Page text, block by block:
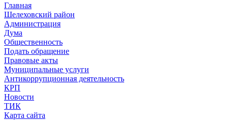
Главная
Шелеховский район
Администрация
Дума
Общественность
Подать обращение
Правовые акты
Муниципальные услуги
Антикоррупционная деятельность
КРП
Новости
ТИК
Карта сайта